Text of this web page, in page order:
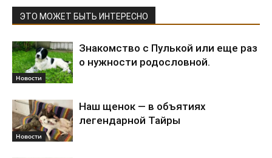
ЭТО МОЖЕТ БЫТЬ ИНТЕРЕСНО
Новости
Знакомство с Пулькой или еще раз
о нужности родословной.
Новости
Наш щенок — в объятиях
легендарной Тайры